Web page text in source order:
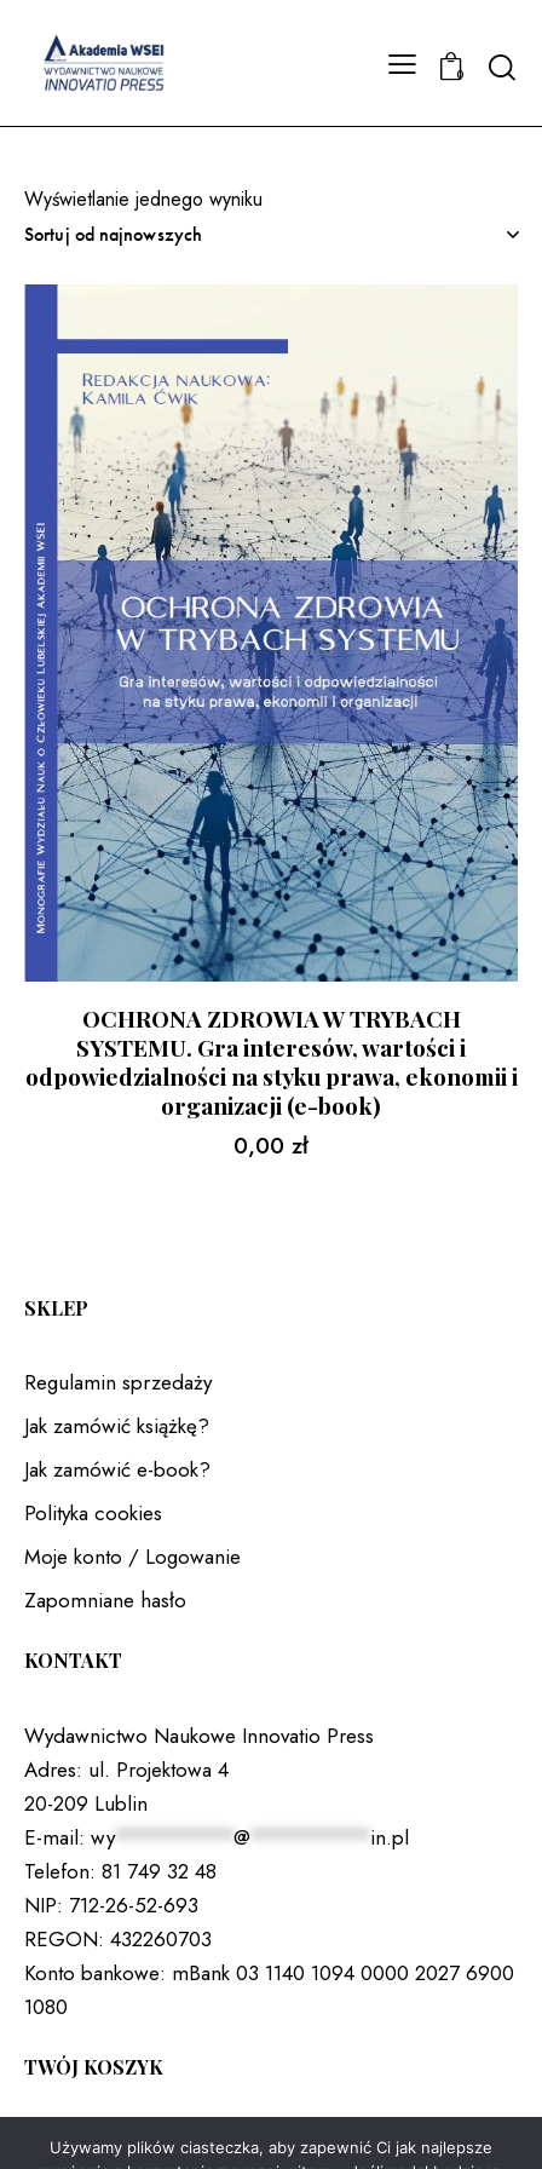
0
Wyświetlanie jednego wyniku
OCHRONA ZDROWIA W TRYBACH
SYSTEMU. Gra interesów, wartości i
odpowiedzialności na styku prawa, ekonomii i
organizacji (e-book)
0,00 zł
SKLEP
Regulamin sprzedaży
Jak zamówić książkę?
Jak zamówić e-book?
Polityka cookies
Moje konto / Logowanie
Zapomniane hasło
KONTAKT
Wydawnictwo Naukowe Innovatio Press
Adres: ul. Projektowa 4
20-209 Lublin
E-mail: wy*********@ ********* in.pl
Telefon: 81 749 32 48
NIP: 712-26-52-693
REGON: 432260703
Konto bankowe: mBank 03 1140 1094 0000 2027 6900
1080
TWÓJ KOSZYK
Brak produktów w koszyku.
Używamy plików ciasteczka, aby zapewnić Ci jak najlepsze